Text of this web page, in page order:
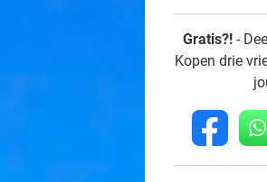
Gratis?! -
Kopen drie
fb whatsapp